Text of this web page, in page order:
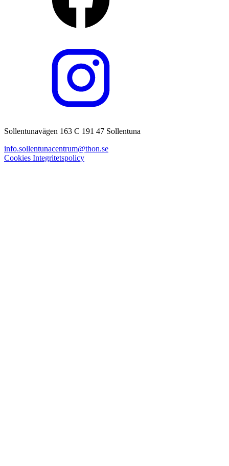
Sollentunavägen 163 C 191 47 Sollentuna
info.sollentunacentrum@thon.se
Cookies Integritetspolicy